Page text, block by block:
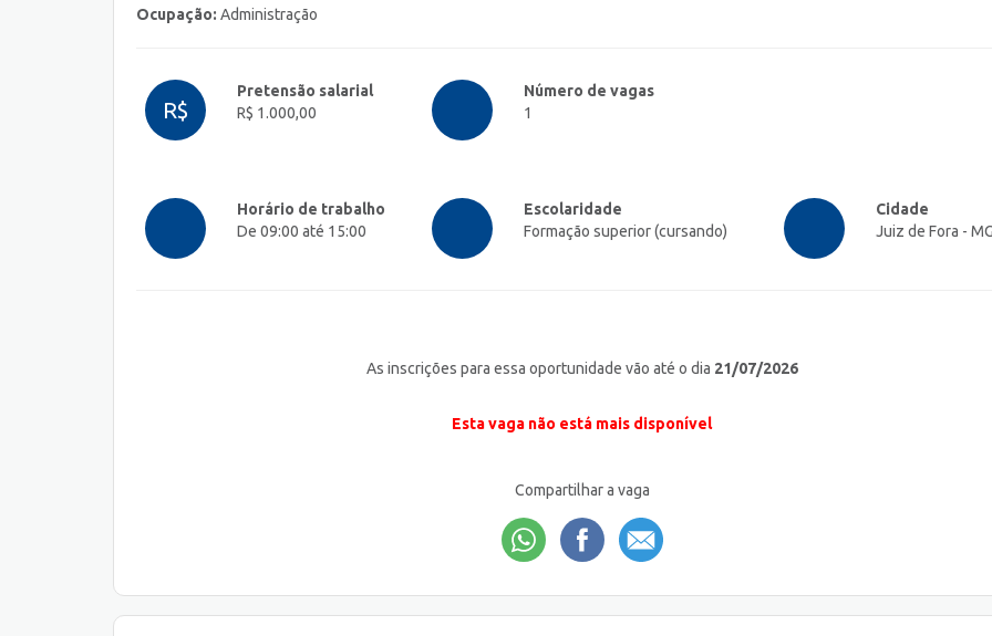
Ocupação: Administração
R$
Pretensão salarial
R$ 1.000,00
Número de vagas
1
Horário de trabalho
De 09:00 até 15:00
Escolaridade
Formação superior (cursando)
Cidade
Juiz de Fora -
As inscrições para essa oportunidade vão até o dia 21/07/2026
Esta vaga não está mais disponível
Compartilhar a vaga